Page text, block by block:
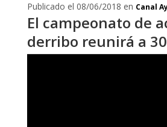
Publicado el 08/06/2018 en Canal
El campeonato de
derribo reunirá a